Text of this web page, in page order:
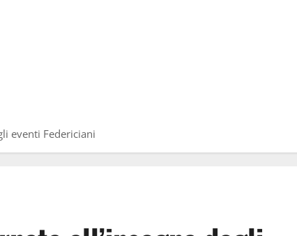
eventi Federiciani